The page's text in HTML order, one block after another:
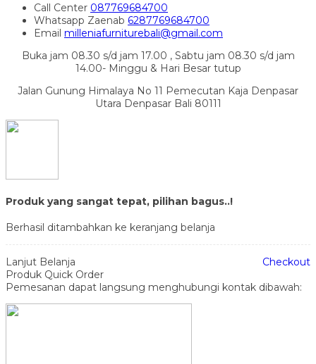
Call Center 087769684700
Whatsapp Zaenab 6287769684700
Email milleniafurniturebali@gmail.com
Buka jam 08.30 s/d jam 17.00 , Sabtu jam 08.30 s/d jam
14.00- Minggu & Hari Besar tutup
Jalan Gunung Himalaya No 11 Pemecutan Kaja Denpasar
Utara Denpasar Bali 80111
Produk yang sangat tepat, pilihan bagus..!
Berhasil ditambahkan ke keranjang belanja
Lanjut Belanja
Checkout
Produk Quick Order
Pemesanan dapat langsung menghubungi kontak dibawah: